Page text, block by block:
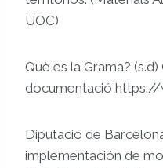
UOC)
Què es la Grama?
documentació
Diputació de
implementación de